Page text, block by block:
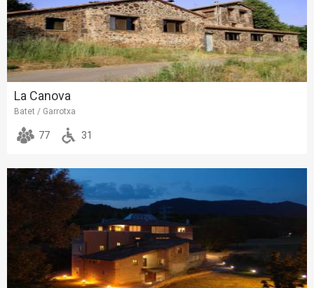
La Canova
Batet / Garrotxa
77 31